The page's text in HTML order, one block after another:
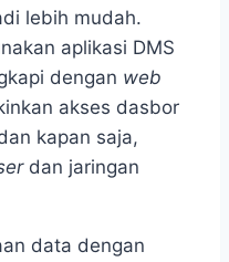
lebih mudah.
aplikasi DMS
dengan web
akses dasbor
kapan saja,
dan jaringan
data dengan